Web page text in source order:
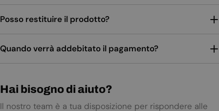
Posso restituire il prodotto?
Quando verrà addebitato il pagamento?
Hai bisogno di aiuto?
Il nostro team è a tua disposizione per rispondere alle